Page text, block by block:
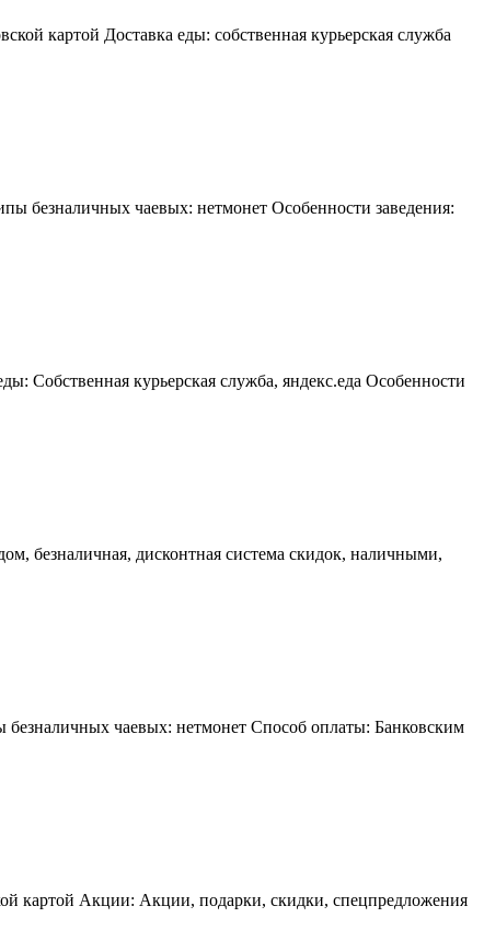
картой Доставка еды: собственная курьерская служба
безналичных чаевых: нетмонет Особенности заведения:
Собственная курьерская служба, яндекс.еда Особенности
безналичная, дисконтная система скидок, наличными,
чаевых: нетмонет Способ оплаты: Банковским
картой Акции: Акции, подарки, скидки, спецпредложения